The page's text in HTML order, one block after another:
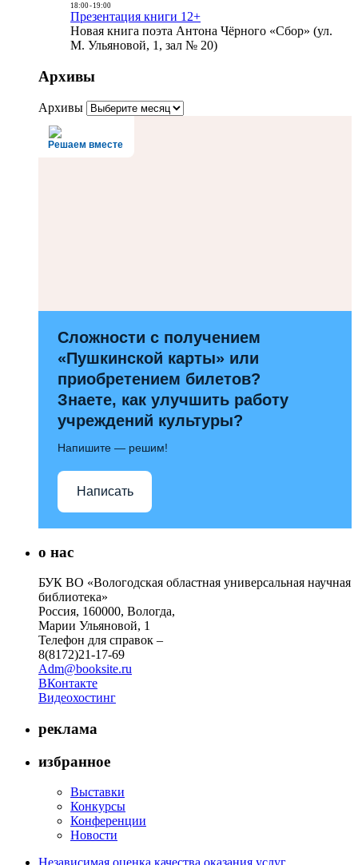
18:00- 19:00
Презентация книги 12+
Новая книга поэта Антона Чёрного «Сбор» (ул.
М. Ульяновой, 1, зал № 20)
Архивы
Архивы
Решаем вместе
Сложности с получением
«Пушкинской карты» или
приобретением билетов?
Знаете, как улучшить работу
учреждений культуры?
Напишите — решим!
Написать
о нас
БУК ВО «Вологодская областная универсальная научная
библиотека»
Россия, 160000, Вологда,
Марии Ульяновой, 1
Телефон для справок –
8(8172)21-17-69
Adm@booksite.ru
ВКонтакте
Видеохостинг
реклама
избранное
Выставки
Конкурсы
Конференции
Новости